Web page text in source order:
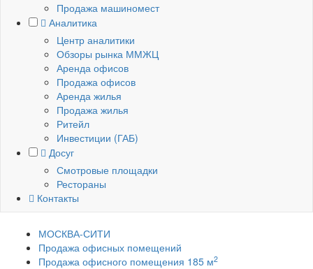
Продажа машиномест
Аналитика
Центр аналитики
Обзоры рынка ММЖЦ
Аренда офисов
Продажа офисов
Аренда жилья
Продажа жилья
Ритейл
Инвестиции (ГАБ)
Досуг
Смотровые площадки
Рестораны
Контакты
МОСКВА-СИТИ
Продажа офисных помещений
Продажа офисного помещения 185 м2